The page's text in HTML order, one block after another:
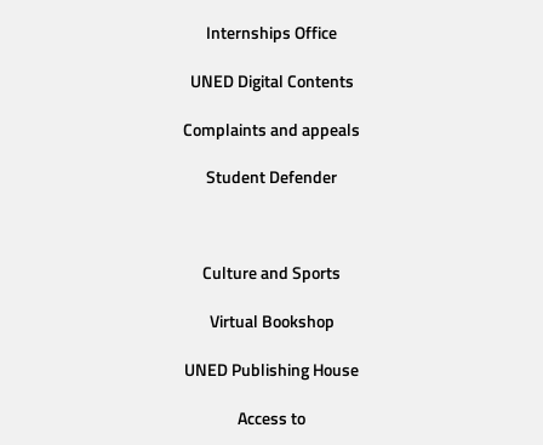
Internships Office
UNED Digital Contents
Complaints and appeals
Student Defender
Culture and Sports
Virtual Bookshop
UNED Publishing House
Access to